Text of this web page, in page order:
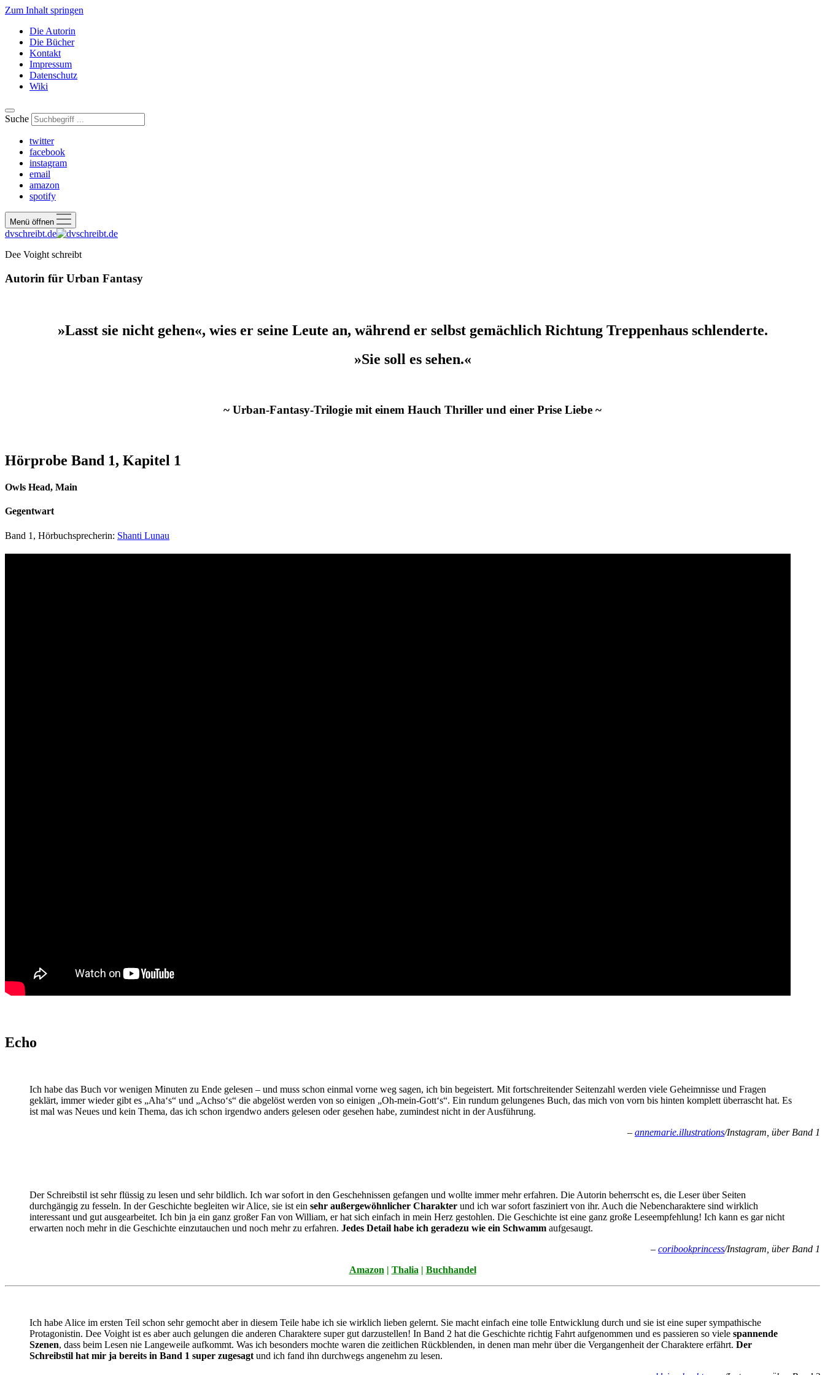
Zum Inhalt springen
Die Autorin
Die Bücher
Kontakt
Impressum
Datenschutz
Wiki
Suche
twitter
facebook
instagram
email
amazon
spotify
Menü öffnen
dvschreibt.de
Dee Voight schreibt
Autorin für Urban Fantasy
»Lasst sie nicht gehen«, wies er seine Leute an, während er selbst gemächlich Richtung Treppenhaus schlenderte.
»Sie soll es sehen.«
~ Urban-Fantasy-Trilogie mit einem Hauch Thriller und einer Prise Liebe ~
Hörprobe Band 1, Kapitel 1
Owls Head, Main
Gegentwart
Band 1, Hörbuchsprecherin: Shanti Lunau
Echo
Ich habe das Buch vor wenigen Minuten zu Ende gelesen – und muss schon einmal vorne weg sagen, ich bin begeistert. Mit fortschreitender Seitenzahl werden viele Geheimnisse und Fragen
geklärt, immer wieder gibt es „Aha‘s“ und „Achso‘s“ die abgelöst werden von so einigen „Oh-mein-Gott‘s“. Ein rundum gelungenes Buch, das mich von vorn bis hinten komplett überrascht hat. Es
ist mal was Neues und kein Thema, das ich schon irgendwo anders gelesen oder gesehen habe, zumindest nicht in der Ausführung.
– annemarie.illustrations/Instagram, über Band 1
Der Schreibstil ist sehr flüssig zu lesen und sehr bildlich. Ich war sofort in den Geschehnissen gefangen und wollte immer mehr erfahren. Die Autorin beherrscht es, die Leser über Seiten
durchgängig zu fesseln. In der Geschichte begleiten wir Alice, sie ist ein sehr außergewöhnlicher Charakter und ich war sofort fasziniert von ihr. Auch die Nebencharaktere sind wirklich
interessant und gut ausgearbeitet. Ich bin ja ein ganz großer Fan von William, er hat sich einfach in mein Herz gestohlen. Die Geschichte ist eine ganz große Leseempfehlung! Ich kann es gar nicht
erwarten noch mehr in die Geschichte einzutauchen und noch mehr zu erfahren. Jedes Detail habe ich geradezu wie ein Schwamm aufgesaugt.
– coribookprincess/Instagram, über Band 1
Amazon | Thalia | Buchhandel
Ich habe Alice im ersten Teil schon sehr gemocht aber in diesem Teile habe ich sie wirklich lieben gelernt. Sie macht einfach eine tolle Entwicklung durch und sie ist eine super sympathische
Protagonistin. Dee Voight ist es aber auch gelungen die anderen Charaktere super gut darzustellen! In Band 2 hat die Geschichte richtig Fahrt aufgenommen und es passieren so viele spannende
Szenen, dass beim Lesen nie Langeweile aufkommt. Was ich besonders mochte waren die zeitlichen Rückblenden, in denen man mehr über die Vergangenheit der Charaktere erfährt. Der
Schreibstil hat mir ja bereits in Band 1 super zugesagt und ich fand ihn durchwegs angenehm zu lesen.